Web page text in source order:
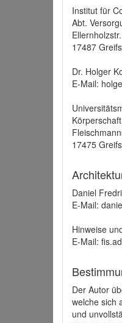
Institut für
Abt.
17487
Dr. Holger
E-Mail:
17475
Daniel
E-Mail:
Hinweise
E-Mail:
Der Autor
welche sich
und